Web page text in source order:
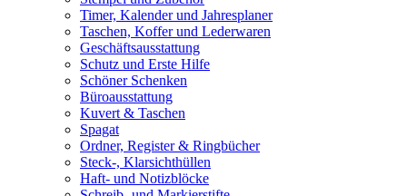
Timer, Kalender und Jahresplaner
Taschen, Koffer und Lederwaren
Geschäftsausstattung
Schutz und Erste Hilfe
Schöner Schenken
Büroausstattung
Kuvert & Taschen
Spagat
Ordner, Register & Ringbücher
Steck-, Klarsichthüllen
Haft- und Notizblöcke